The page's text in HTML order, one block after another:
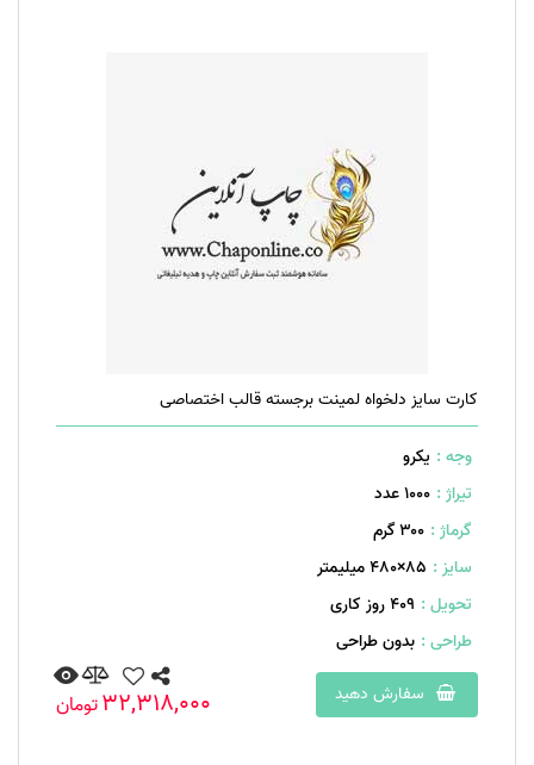
کارت سایز دلخواه لمینت برجسته قالب اختصاصی
وجه : یکرو
تیراژ : 1000 عدد
گرماژ : ۳۰۰ گرم
سایز : 85×480 میلیمتر
تحویل : 409 روز کاری
طراحی : بدون طراحی
سفارش دهید
32,318,000تومان